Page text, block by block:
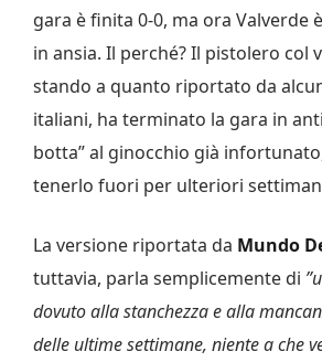
gara è finita 0-0, ma ora Valverde
in ansia. Il perché? Il pistolero col
stando a quanto riportato da
italiani, ha terminato la gara in
botta” al ginocchio già
tenerlo fuori per ulteriori
La versione riportata da Mundo
tuttavia, parla semplicemente di
dovuto alla stanchezza e alla
delle ultime settimane, niente a che